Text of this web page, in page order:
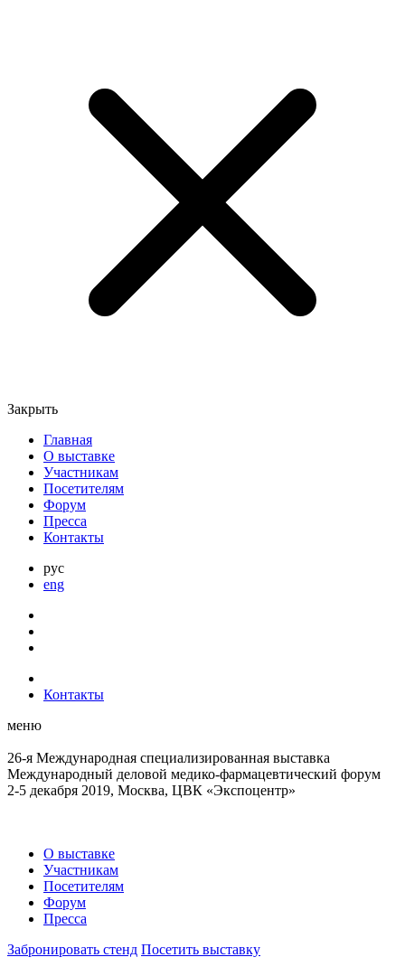
Закрыть
Главная
О выставке
Участникам
Посетителям
Форум
Пресса
Контакты
рус
eng
Контакты
меню
26-я Международная специализированная выставка
Международный деловой медико-фармацевтический форум
2-5 декабря 2019, Москва, ЦВК «Экспоцентр»
О выставке
Участникам
Посетителям
Форум
Пресса
Забронировать стенд Посетить выставку